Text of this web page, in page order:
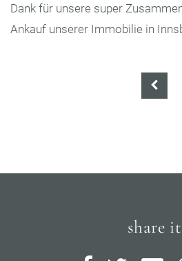
Dank für unsere super
Ankauf unserer Immobilie in
share it